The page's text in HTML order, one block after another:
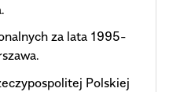
za lata 1995-
Polskiej